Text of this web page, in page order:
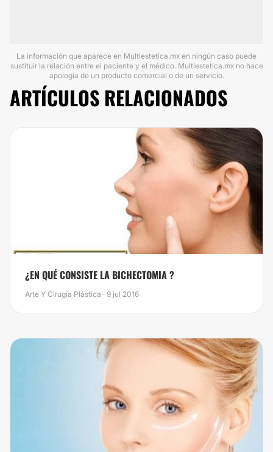
La información que aparece en Multiestetica.mx en ningún caso puede
sustituir la relación entre el paciente y el médico. Multiestetica.mx no hace
apología de un producto comercial o de un servicio.
ARTÍCULOS RELACIONADOS
¿EN QUÉ CONSISTE LA BICHECTOMIA ?
Arte Y Cirugía Plástica · 9 jul 2016